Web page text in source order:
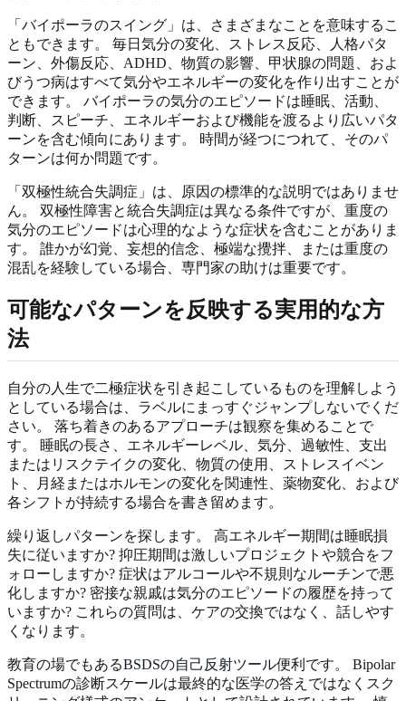
「バイポーラのスイング」は、さまざまなことを意味するこ
ともできます。 毎日気分の変化、ストレス反応、人格パタ
ーン、外傷反応、ADHD、物質の影響、甲状腺の問題、およ
びうつ病はすべて気分やエネルギーの変化を作り出すことが
できます。 バイポーラの気分のエピソードは睡眠、活動、
判断、スピーチ、エネルギーおよび機能を渡るより広いパタ
ーンを含む傾向にあります。 時間が経つにつれて、そのパ
ターンは何か問題です。
「双極性統合失調症」は、原因の標準的な説明ではありませ
ん。 双極性障害と統合失調症は異なる条件ですが、重度の
気分のエピソードは心理的なような症状を含むことがありま
す。 誰かが幻覚、妄想的信念、極端な攪拌、または重度の
混乱を経験している場合、専門家の助けは重要です。
可能なパターンを反映する実用的な方
法
自分の人生で二極症状を引き起こしているものを理解しよう
としている場合は、ラベルにまっすぐジャンプしないでくだ
さい。 落ち着きのあるアプローチは観察を集めることで
す。 睡眠の長さ、エネルギーレベル、気分、過敏性、支出
またはリスクテイクの変化、物質の使用、ストレスイベン
ト、月経またはホルモンの変化を関連性、薬物変化、および
各シフトが持続する場合を書き留めます。
繰り返しパターンを探します。 高エネルギー期間は睡眠損
失に従いますか? 抑圧期間は激しいプロジェクトや競合をフ
ォローしますか? 症状はアルコールや不規則なルーチンで悪
化しますか? 密接な親戚は気分のエピソードの履歴を持って
いますか? これらの質問は、ケアの交換ではなく、話しやす
くなります。
教育の場でもあるBSDSの自己反射ツール便利です。 Bipolar
Spectrumの診断スケールは最終的な医学の答えではなくスク